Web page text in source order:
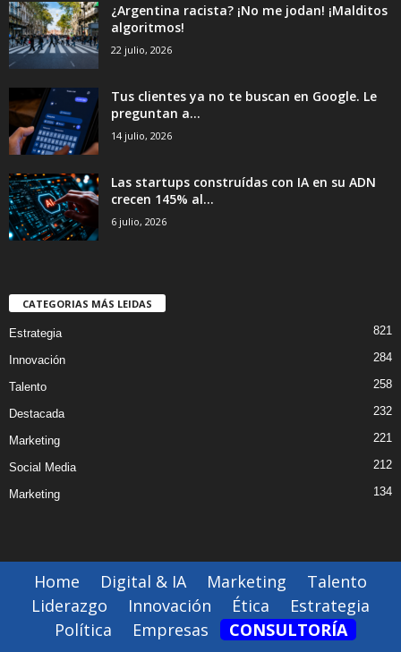
¿Argentina racista? ¡No me jodan! ¡Malditos
algoritmos!
22 julio, 2026
Tus clientes ya no te buscan en Google. Le
preguntan a...
14 julio, 2026
Las startups construídas con IA en su ADN
crecen 145% al...
6 julio, 2026
CATEGORIAS MÁS LEIDAS
Estrategia 821
Innovación 284
Talento 258
Destacada 232
Marketing 221
Social Media 212
Marketing 134
Home Digital & IA Marketing
Talento
Liderazgo
Innovación Ética
Estrategia
Política
Empresas CONSULTORÍA